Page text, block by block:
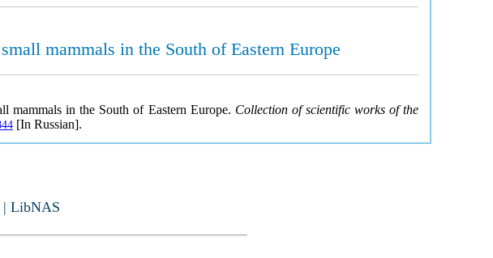
mammals in the South of Eastern Europe
mammals in the South of Eastern Europe. Collection of scientific works of the
[In Russian].
| LibNAS